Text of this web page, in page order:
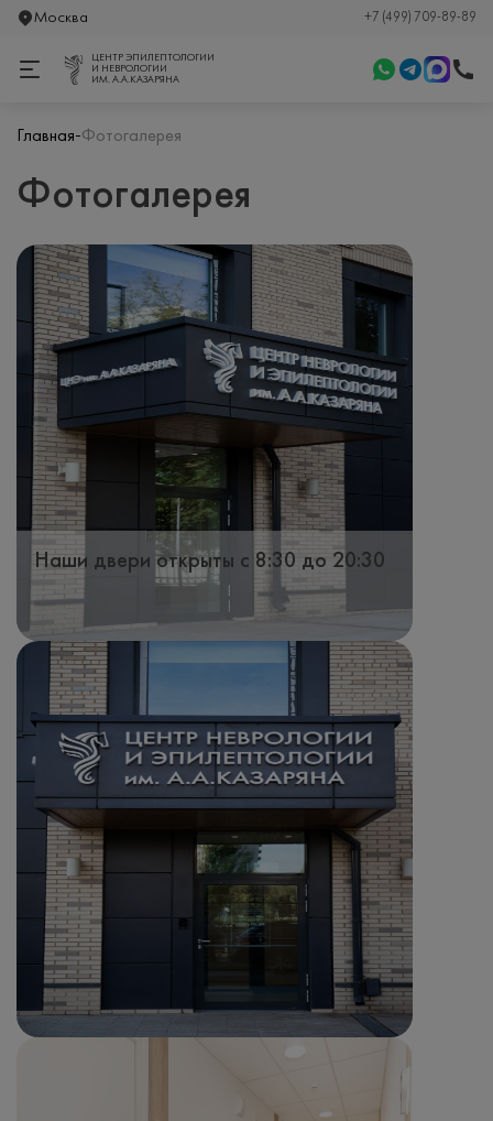
Москва +7 (499) 709-89-89
ЦЕНТР ЭПИЛЕПТОЛОГИИ
И НЕВРОЛОГИИ
ИМ. А.А.КАЗАРЯНА
Главная-Фотогалерея
Фотогалерея
Наши двери открыты с 8:30 до 20:30